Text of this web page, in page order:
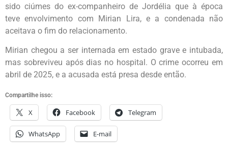
sido ciúmes do ex-companheiro de Jordélia que à época
teve envolvimento com Mirian Lira, e a condenada não
aceitava o fim do relacionamento.
Mirian chegou a ser internada em estado grave e intubada,
mas sobreviveu após dias no hospital. O crime ocorreu em
abril de 2025, e a acusada está presa desde então.
Compartilhe isso:
X Facebook Telegram
WhatsApp E-mail